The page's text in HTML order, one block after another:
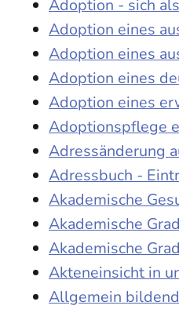
Adoption - sich
Adoption eines
Adoption eines
Adoption eines
Adoption eines
Adoptionspflege
Adressänderung
Adressbuch -
Akademische
Akademische
Akademische
Akteneinsicht in
Allgemein